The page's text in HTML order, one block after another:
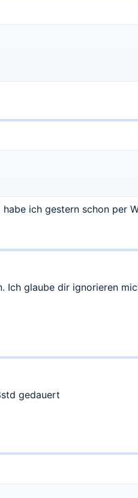
ich gestern schon per
glaube dir ignorieren
gedauert